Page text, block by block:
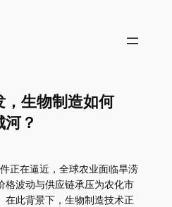
生物制造如何
？
正在逼近，全球农业面临旱涝
格波动与供应链承压为农化市
在此背景下，生物制造技术正